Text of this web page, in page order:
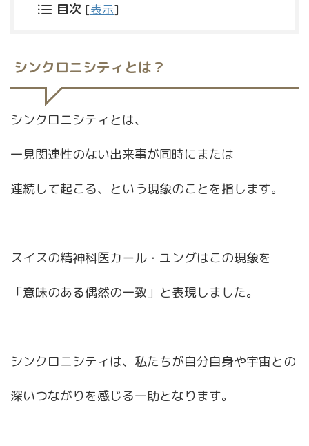
目次 [表示]
シンクロニシティとは？
シンクロニシティとは、
一見関連性のない出来事が同時にまたは
連続して起こる、という現象のことを指します。
スイスの精神科医カール・ユングはこの現象を
「意味のある偶然の一致」と表現しました。
シンクロニシティは、私たちが自分自身や宇宙との
深いつながりを感じる一助となります。